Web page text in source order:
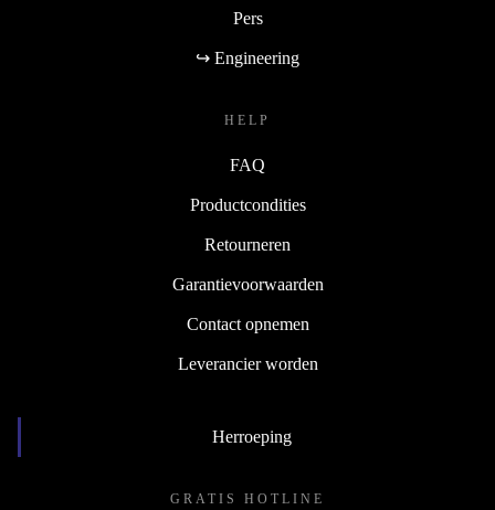
Pers
↪ Engineering
HELP
FAQ
Productcondities
Retourneren
Garantievoorwaarden
Contact opnemen
Leverancier worden
Herroeping
GRATIS HOTLINE